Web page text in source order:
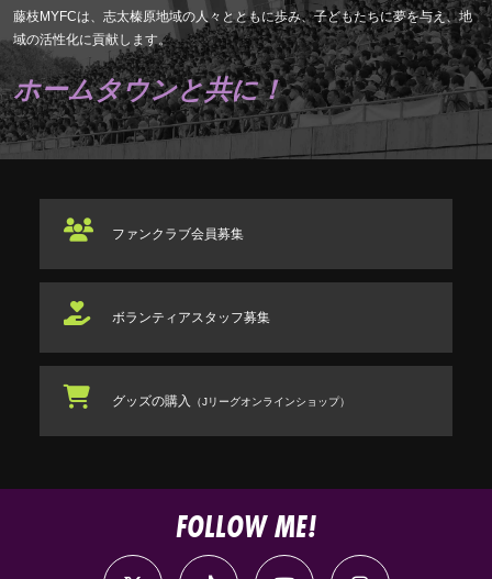
藤枝MYFCは、志太榛原地域の人々とともに歩み、子どもたちに夢を与え、地
域の活性化に貢献します。
ホームタウンと共に！
ファンクラブ会員募集
ボランティアスタッフ募集
グッズの購入 （Jリーグオンラインショップ）
FOLLOW ME!